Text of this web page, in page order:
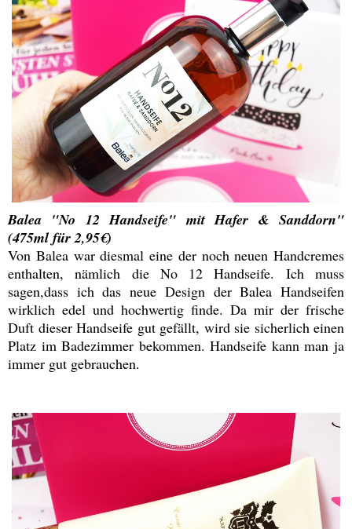
Balea "No 12 Handseife" mit Hafer & Sanddorn"
(475ml für 2,95€)
Von Balea war diesmal eine der noch neuen Handcremes
enthalten, nämlich die No 12 Handseife. Ich muss
sagen,dass ich das neue Design der Balea Handseifen
wirklich edel und hochwertig finde. Da mir der frische
Duft dieser Handseife gut gefällt, wird sie sicherlich einen
Platz im Badezimmer bekommen. Handseife kann man ja
immer gut gebrauchen.